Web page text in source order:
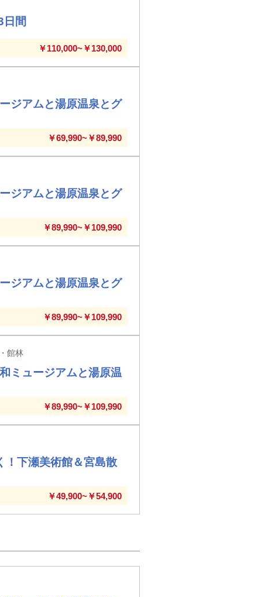
日間
￥110,000~￥130,000
ジアムと湯原温泉とグ
￥69,990~￥89,990
ジアムと湯原温泉とグ
￥89,990~￥109,990
ジアムと湯原温泉とグ
￥89,990~￥109,990
館林
ミュージアムと湯原温
￥89,990~￥109,990
！下瀬美術館＆宮島散
￥49,900~￥54,900